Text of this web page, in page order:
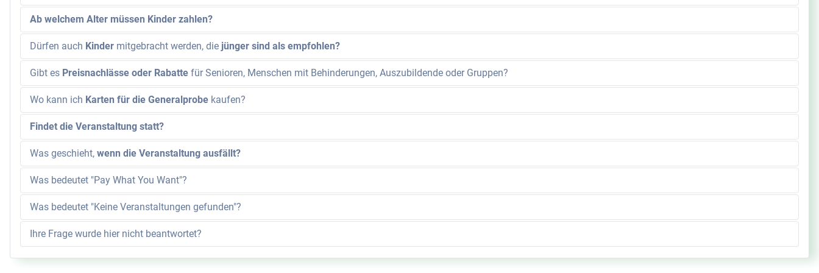
Ab welchem Alter müssen Kinder zahlen?
Dürfen auch Kinder mitgebracht werden, die jünger sind als empfohlen?
Gibt es Preisnachlässe oder Rabatte für Senioren, Menschen mit Behinderungen, Auszubildende oder Gruppen?
Wo kann ich Karten für die Generalprobe kaufen?
Findet die Veranstaltung statt?
Was geschieht, wenn die Veranstaltung ausfällt?
Was bedeutet "Pay What You Want"?
Was bedeutet "Keine Veranstaltungen gefunden"?
Ihre Frage wurde hier nicht beantwortet?